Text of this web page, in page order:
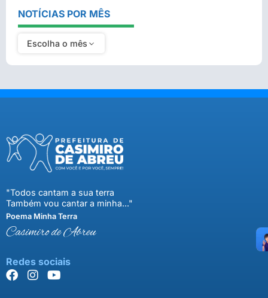
NOTÍCIAS POR MÊS
Escolha o mês
"Todos cantam a sua terra
Também vou cantar a minha..."
Poema Minha Terra
Casimiro de Abreu
Redes sociais